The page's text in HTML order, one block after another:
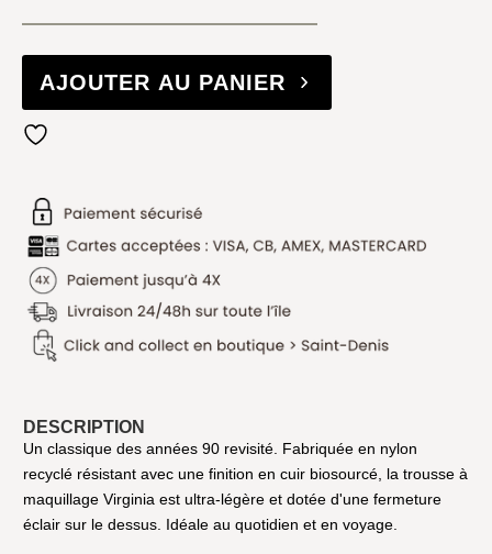
AJOUTER AU PANIER
DESCRIPTION
Un classique des années 90 revisité. Fabriquée en nylon
recyclé résistant avec une finition en cuir biosourcé, la trousse à
maquillage Virginia est ultra-légère et dotée d'une fermeture
éclair sur le dessus. Idéale au quotidien et en voyage.